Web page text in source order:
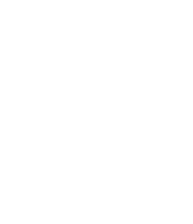
間以内＆設定した発送日数内に発送してい
間以内に発送しています
日数内に発送しています